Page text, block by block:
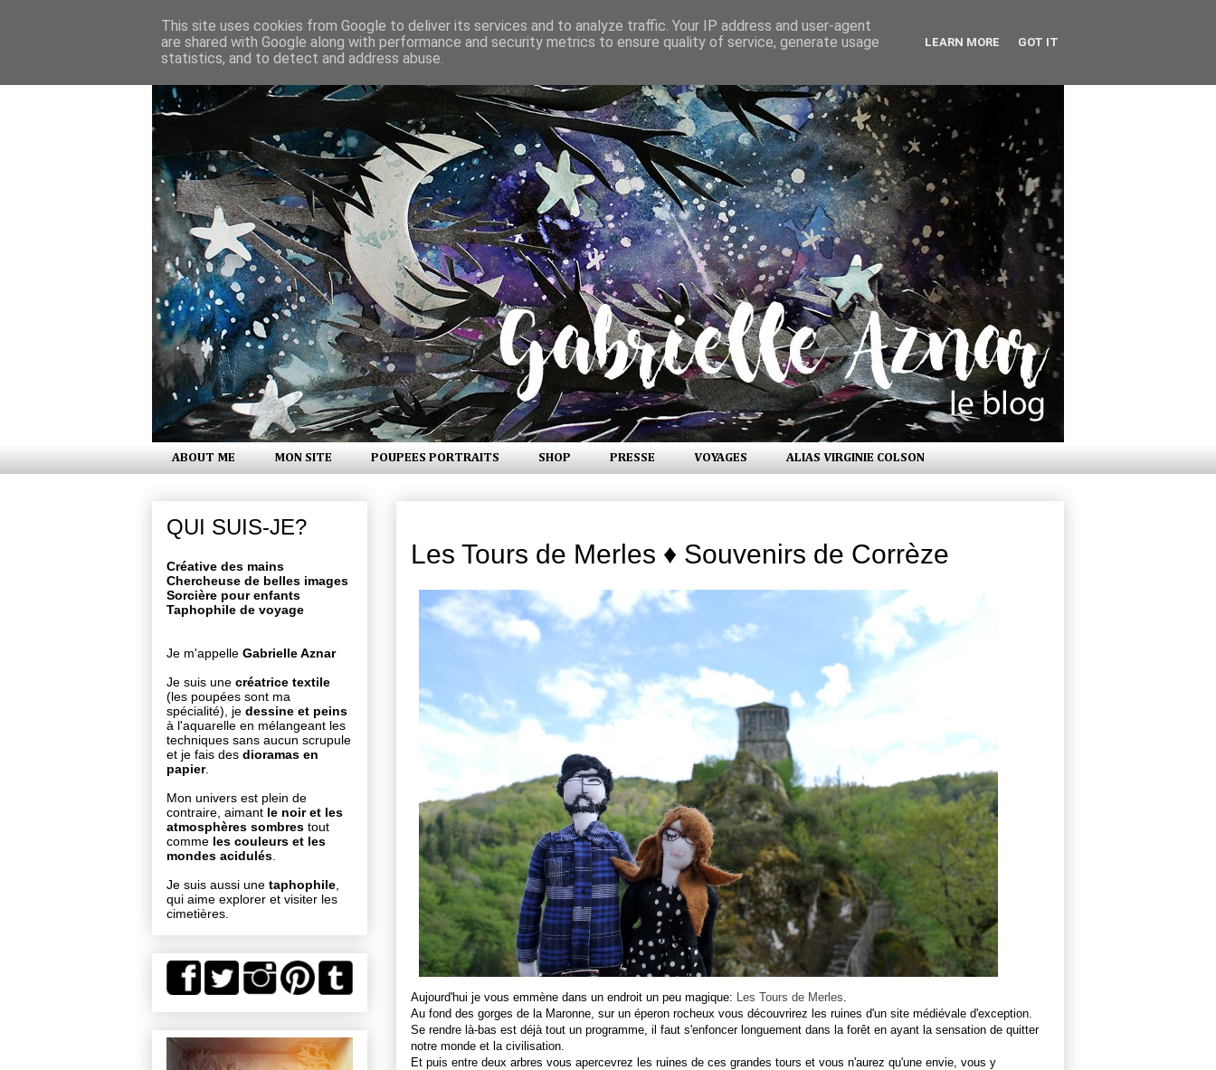
ABOUT ME MON SITE POUPEES PORTRAITS SHOP PRESSE VOYAGES ALIAS VIRGINIE COLSON
Les Tours de Merles ♦ Souvenirs de Corrèze
Aujourd'hui je vous emmène dans un endroit un peu magique: Les Tours de Merles
Au fond des gorges de la Maronne, sur un éperon rocheux vous découvrirez les ruines d'un site médiévale d'exception.
Se rendre là-bas est déjà tout un programme, il faut s'enfoncer longuement dans la forêt en ayant la sensation de quitter
notre monde et la civilisation.
Et puis entre deux arbres vous apercevrez les ruines de ces grandes tours et vous n'aurez qu'une envie, vous y
QUI SUIS-JE?
Créative des mains
Chercheuse de belles images
Sorcière pour enfants
Taphophile de voyage
Je m'appelle Gabrielle Aznar
Je suis une créatrice textile
(les poupées sont ma
spécialité), je dessine et peins
à l'aquarelle en mélangeant les
techniques sans aucun scrupule
et je fais des dioramas en
papier.
Mon univers est plein de
contraire, aimant le noir et les
atmosphères sombres tout
comme les couleurs et les
mondes acidulés
Je suis aussi une taphophile
qui aime explorer et visiter les
cimetières.
This site uses cookies from Google to deliver its services and to analyze traffic. Your IP address and user-agent
are shared with Google along with performance and security metrics to ensure quality of service, generate usage
statistics, and to detect and address abuse.
LEARN MORE GOT IT